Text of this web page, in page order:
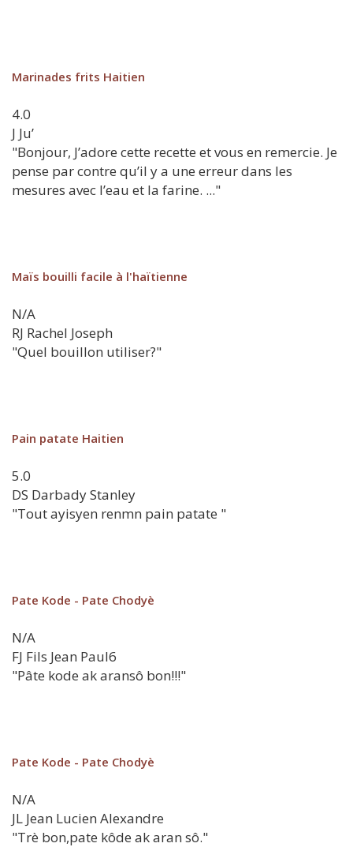
Marinades frits Haitien
4.0
J Ju’
"Bonjour, J’adore cette recette et vous en remercie. Je
pense par contre qu’il y a une erreur dans les
mesures avec l’eau et la farine. ..."
Maïs bouilli facile à l'haïtienne
N/A
RJ Rachel Joseph
"Quel bouillon utiliser?"
Pain patate Haitien
5.0
DS Darbady Stanley
"Tout ayisyen renmn pain patate "
Pate Kode - Pate Chodyè
N/A
FJ Fils Jean Paul6
"Pâte kode ak aransô bon!!!"
Pate Kode - Pate Chodyè
N/A
JL Jean Lucien Alexandre
"Trè bon,pate kôde ak aran sô."